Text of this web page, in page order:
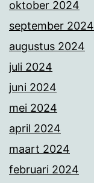
oktober 2024
september 2024
augustus 2024
juli 2024
juni 2024
mei 2024
april 2024
maart 2024
februari 2024